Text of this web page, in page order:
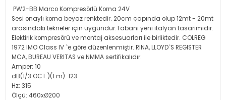
PW2-BB Marco Kompresörlü Korna 24V
Sesi onaylı korna beyaz renktedir. 20cm çapında olup 12mt - 20mt
arasındaki tekneler için uygundur.Tabanı yeni italyan tasarımıdır.
Elektirik kompresörü ve montaj aksesuarları ile birliktedir. COLREG
1972 IMO Class IV `e göre düzenlenmiştir. RINA, LLOYD`S REGISTER
MCA, BUREAU VERITAS ve NMMA sertifikalıdır.
Amper: 10
dB(1/3 OCT.)(1 m): 123
Hz: 315
Ölçü: 460xØ200